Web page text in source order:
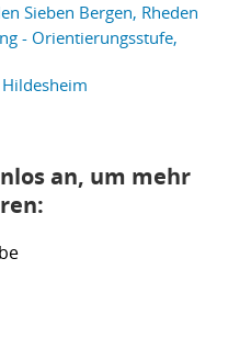
Sieben Bergen, Rheden
- Orientierungsstufe,
an, um mehr